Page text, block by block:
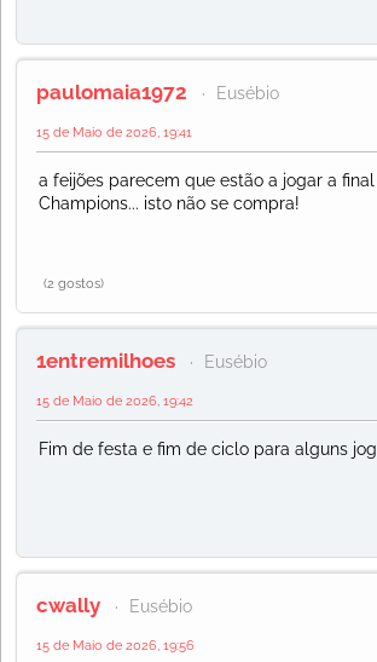
paulomaia1972 Eusébio
15 de Maio de 2026, 19:41
a feijões parecem que estão a jogar a
Champions... isto não se compra!
(2 gostos)
1entremilhoes Eusébio
15 de Maio de 2026, 19:42
Fim de festa e fim de ciclo para alguns
cwally Eusébio
15 de Maio de 2026, 19:56